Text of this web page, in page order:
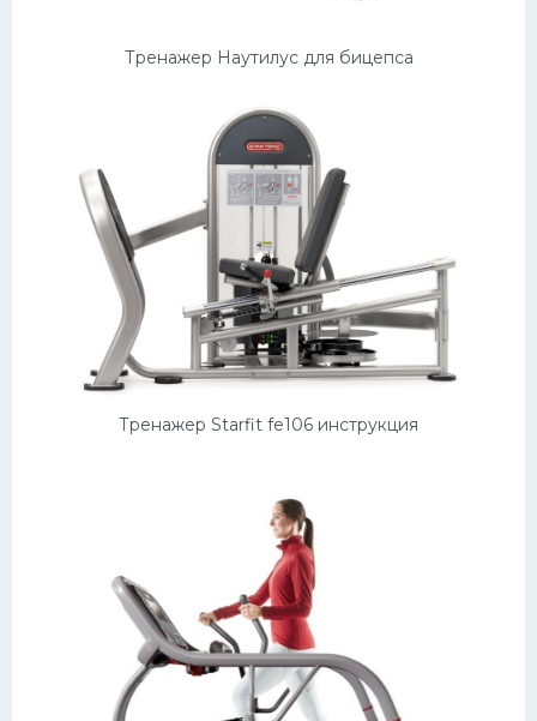
Тренажер Наутилус для бицепса
Тренажер Starfit fe106 инструкция